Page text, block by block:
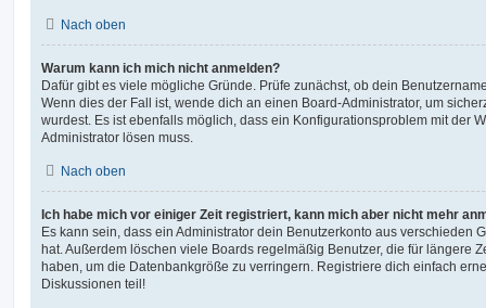
Nach oben
Warum kann ich mich nicht anmelden?
Dafür gibt es viele mögliche Gründe. Prüfe zunächst, ob dein
Wenn dies der Fall ist, wende dich an einen Board-Administrator, um
wurdest. Es ist ebenfalls möglich, dass ein Konfigurationsproblem mit der
Administrator lösen muss.
Nach oben
Ich habe mich vor einiger Zeit registriert, kann mich aber nicht mehr
Es kann sein, dass ein Administrator dein Benutzerkonto aus verschieden
hat. Außerdem löschen viele Boards regelmäßig Benutzer, die für längere
haben, um die Datenbankgröße zu verringern. Registriere dich einfach
Diskussionen teil!